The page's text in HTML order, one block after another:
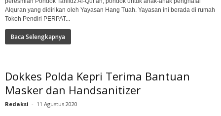
Alquran yang didirikan oleh Yayasan Hang Tuah. Yayasan ini berada di rumah
Tokoh Pendiri PERPAT...
Baca Selengkapnya
Dokkes Polda Kepri Terima Bantuan
Masker dan Handsanitizer
Redaksi - 11 Agustus 2020